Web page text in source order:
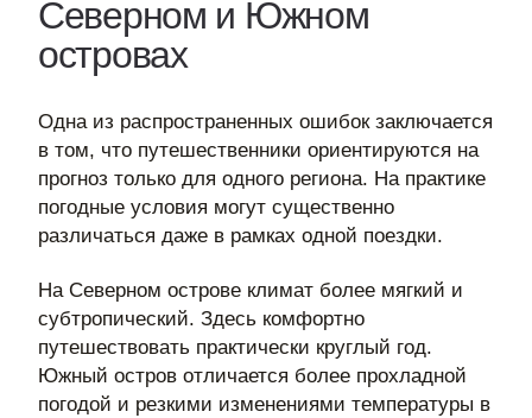
Северном и Южном
островах
Одна из распространенных ошибок заключается
в том, что путешественники ориентируются на
прогноз только для одного региона. На практике
погодные условия могут существенно
различаться даже в рамках одной поездки.
На Северном острове климат более мягкий и
субтропический. Здесь комфортно
путешествовать практически круглый год.
Южный остров отличается более прохладной
погодой и резкими изменениями температуры в